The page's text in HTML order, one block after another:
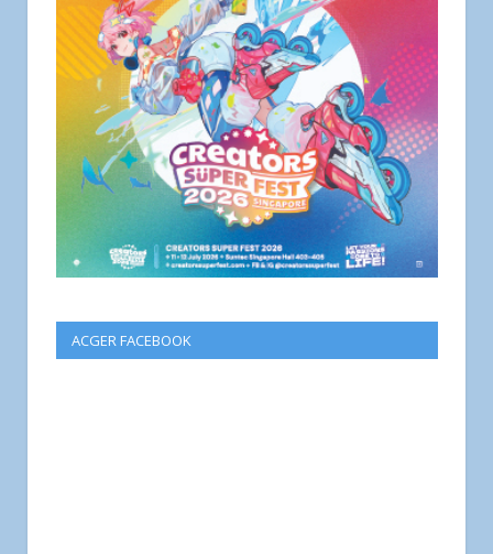
ACGER FACEBOOK